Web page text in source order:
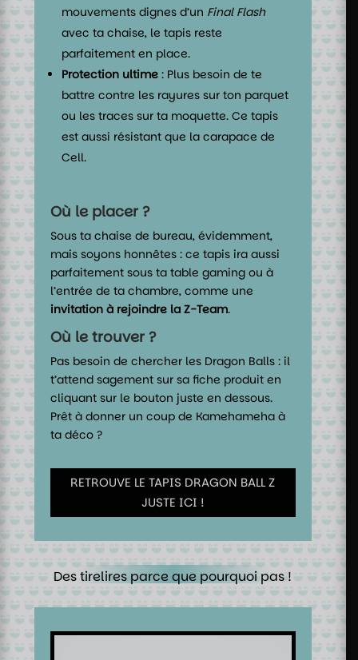
mouvements dignes d’un Final Flash
avec ta chaise, le tapis reste
parfaitement en place.
Protection ultime : Plus besoin de te
battre contre les rayures sur ton parquet
ou les traces sur ta moquette. Ce tapis
est aussi résistant que la carapace de
Cell.
Où le placer ?
Sous ta chaise de bureau, évidemment,
mais soyons honnêtes : ce tapis ira aussi
parfaitement sous ta table gaming ou à
l’entrée de ta chambre, comme une
invitation à rejoindre la Z-Team.
Où le trouver ?
Pas besoin de chercher les Dragon Balls : il
t’attend sagement sur sa fiche produit en
cliquant sur le bouton juste en dessous.
Prêt à donner un coup de Kamehameha à
ta déco ?
RETROUVE LE TAPIS DRAGON BALL Z
JUSTE ICI !
Des tirelires parce que pourquoi pas !